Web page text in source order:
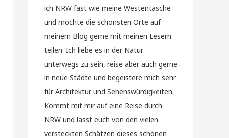
ich NRW fast wie meine Westentasche
und möchte die schönsten Orte auf
meinem Blog gerne mit meinen Lesern
teilen. Ich liebe es in der Natur
unterwegs zu sein, reise aber auch gerne
in neue Städte und begeistere mich sehr
für Architektur und Sehenswürdigkeiten.
Kommt mit mir auf eine Reise durch
NRW und lasst euch von den vielen
versteckten Schätzen dieses schönen